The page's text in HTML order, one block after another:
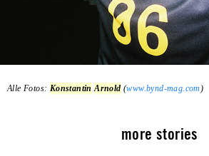
Alle Fotos: Konstantin Arnold (www.bynd-mag.com )
more stories